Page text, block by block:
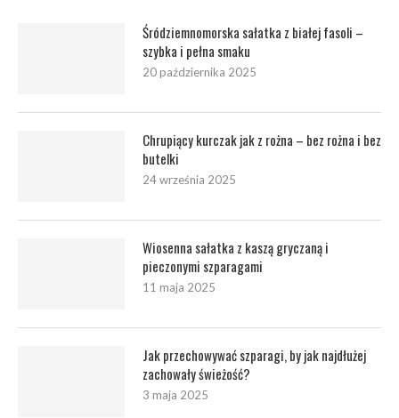
Śródziemnomorska sałatka z białej fasoli –
szybka i pełna smaku
20 października 2025
Chrupiący kurczak jak z rożna – bez rożna i bez
butelki
24 września 2025
Wiosenna sałatka z kaszą gryczaną i
pieczonymi szparagami
11 maja 2025
Jak przechowywać szparagi, by jak najdłużej
zachowały świeżość?
3 maja 2025